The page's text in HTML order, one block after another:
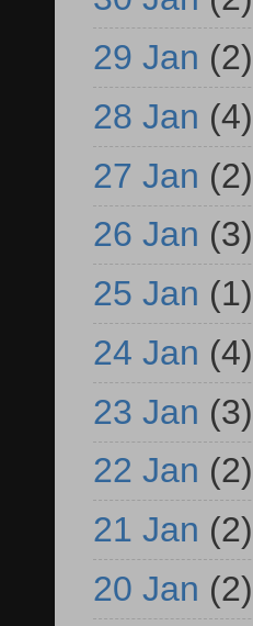
29 Jan (2)
28 Jan (4)
27 Jan (2)
26 Jan (3)
25 Jan (1)
24 Jan (4)
23 Jan (3)
22 Jan (2)
21 Jan (2)
20 Jan (2)